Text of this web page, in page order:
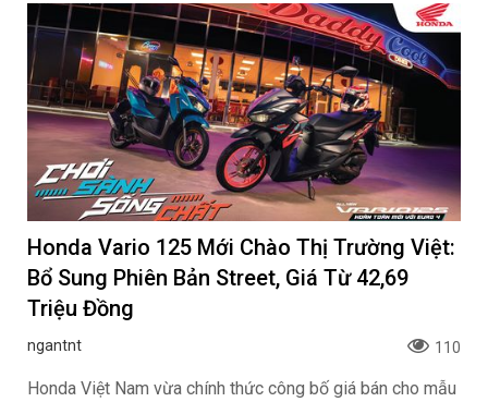
Honda Vario 125 Mới Chào Thị Trường Việt:
Bổ Sung Phiên Bản Street, Giá Từ 42,69
Triệu Đồng
ngantnt 110
Honda Việt Nam vừa chính thức công bố giá bán cho mẫu